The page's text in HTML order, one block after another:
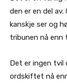
den er en del
kanskje ser og
tribunen nå enn
Det er ingen tvil
ordskiftet nå